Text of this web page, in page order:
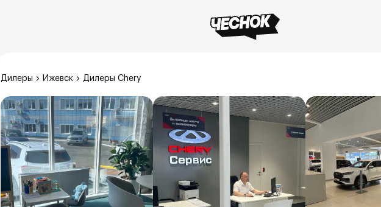
Дилеры Ижевск Дилеры Chery